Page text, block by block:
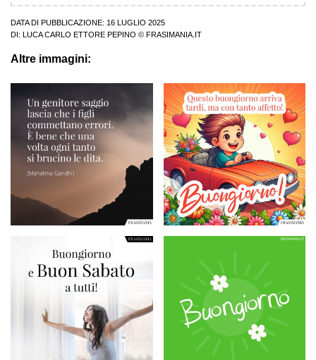
DATA DI PUBBLICAZIONE: 16 LUGLIO 2025
DI:
LUCA CARLO ETTORE PEPINO © FRASIMANIA.IT
Altre immagini: